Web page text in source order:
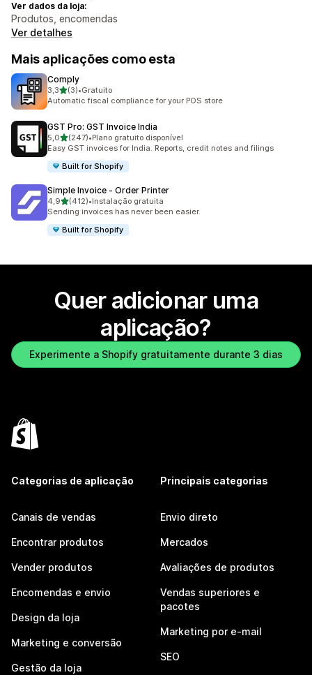
Ver dados da loja:
Produtos, encomendas
Ver detalhes
Mais aplicações como esta
Comply
3,3de 5 estrelas
(3)
3 total de avaliações
•Gratuito
Automatic fiscal compliance for your POS store
GST Pro: GST Invoice India
5,0de 5 estrelas
(247)
247 total de avaliações
•Plano gratuito disponível
Easy GST invoices for India. Reports, credit notes and filings
Built for Shopify
Simple Invoice ‑ Order Printer
4,9de 5 estrelas
(412)
412 total de avaliações
•Instalação gratuita
Sending invoices has never been easier.
Built for Shopify
Quer adicionar uma
aplicação?
Experimente a Shopify gratuitamente durante 3 dias
Categorias de aplicação
Canais de vendas
Encontrar produtos
Vender produtos
Encomendas e envio
Design da loja
Marketing e conversão
Gestão da loja
Principais categorias
Envio direto
Mercados
Avaliações de produtos
Vendas superiores e
pacotes
Marketing por e-mail
SEO